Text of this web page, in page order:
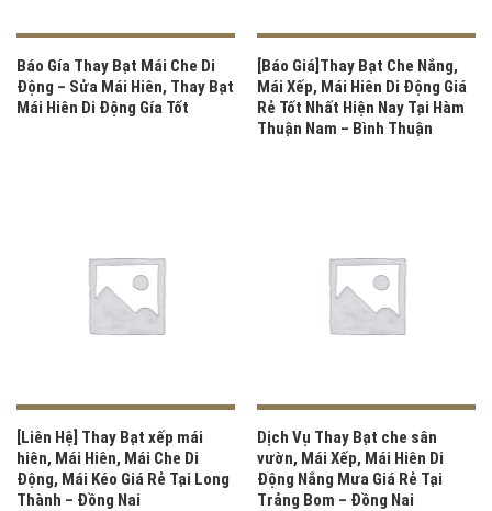
Báo Gía Thay Bạt Mái Che Di
Động – Sửa Mái Hiên, Thay Bạt
Mái Hiên Di Động Gía Tốt
[Báo Giá]Thay Bạt Che Nắng,
Mái Xếp, Mái Hiên Di Động Giá
Rẻ Tốt Nhất Hiện Nay Tại Hàm
Thuận Nam – Bình Thuận
[Liên Hệ] Thay Bạt xếp mái
hiên, Mái Hiên, Mái Che Di
Động, Mái Kéo Giá Rẻ Tại Long
Thành – Đồng Nai
Dịch Vụ Thay Bạt che sân
vườn, Mái Xếp, Mái Hiên Di
Động Nắng Mưa Giá Rẻ Tại
Trảng Bom – Đồng Nai